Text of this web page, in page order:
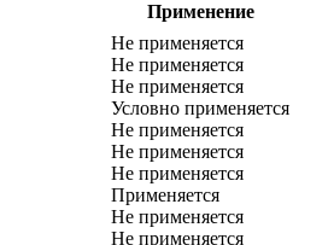
Применение
Не применяется
Не применяется
Не применяется
Условно применяется
Не применяется
Не применяется
Не применяется
Применяется
Не применяется
Не применяется